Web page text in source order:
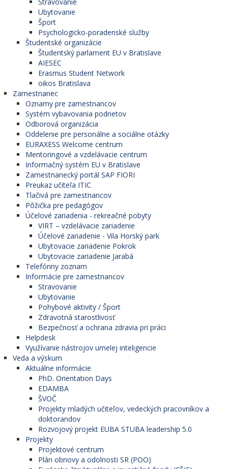
Ubytovanie
Šport
Psychologicko-poradenské služby
Študentské organizácie
Študentský parlament EU v Bratislave
AIESEC
Erasmus Student Network
oikos Bratislava
Zamestnanec
Oznamy pre zamestnancov
Systém vybavovania podnetov
Odborová organizácia
Oddelenie pre personálne a sociálne otázky
EURAXESS Welcome centrum
Mentoringové a vzdelávacie centrum
Informačný systém EU v Bratislave
Zamestnanecký portál SAP FIORI
Preukaz učiteľa ITIC
Tlačivá pre zamestnancov
Pôžička pre pedagógov
Účelové zariadenia - rekreačné pobyty
VIRT – vzdelávacie zariadenie
Účelové zariadenie - Vila Horský park
Ubytovacie zariadenie Pokrok
Ubytovacie zariadenie Jarabá
Telefónny zoznam
Informácie pre zamestnancov
Stravovanie
Ubytovanie
Pohybové aktivity / Šport
Zdravotná starostlivosť
Bezpečnosť a ochrana zdravia pri práci
Helpdesk
Využívanie nástrojov umelej inteligencie
Veda a výskum
Aktuálne informácie
PhD. Orientation Days
EDAMBA
ŠVOČ
Projekty mladých učiteľov, vedeckých pracovníkov a
doktorandov
Rozvojový projekt EUBA STUBA leadership 5.0
Projekty
Projektové centrum
Plán obnovy a odolnosti SR (POO)